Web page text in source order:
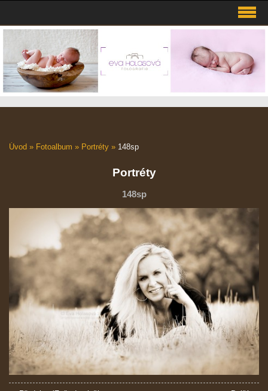
Úvod » Fotoalbum » Portréty » 148sp
Portréty
148sp